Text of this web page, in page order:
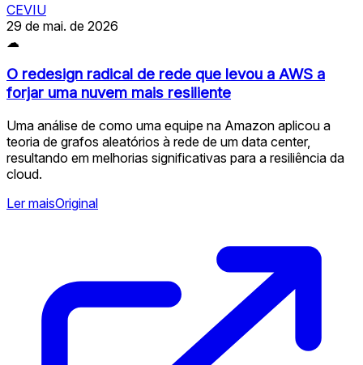
CEVIU
29 de mai. de 2026
☁
O redesign radical de rede que levou a AWS a
forjar uma nuvem mais resiliente
Uma análise de como uma equipe na Amazon aplicou a
teoria de grafos aleatórios à rede de um data center,
resultando em melhorias significativas para a resiliência da
cloud.
Ler maisOriginal